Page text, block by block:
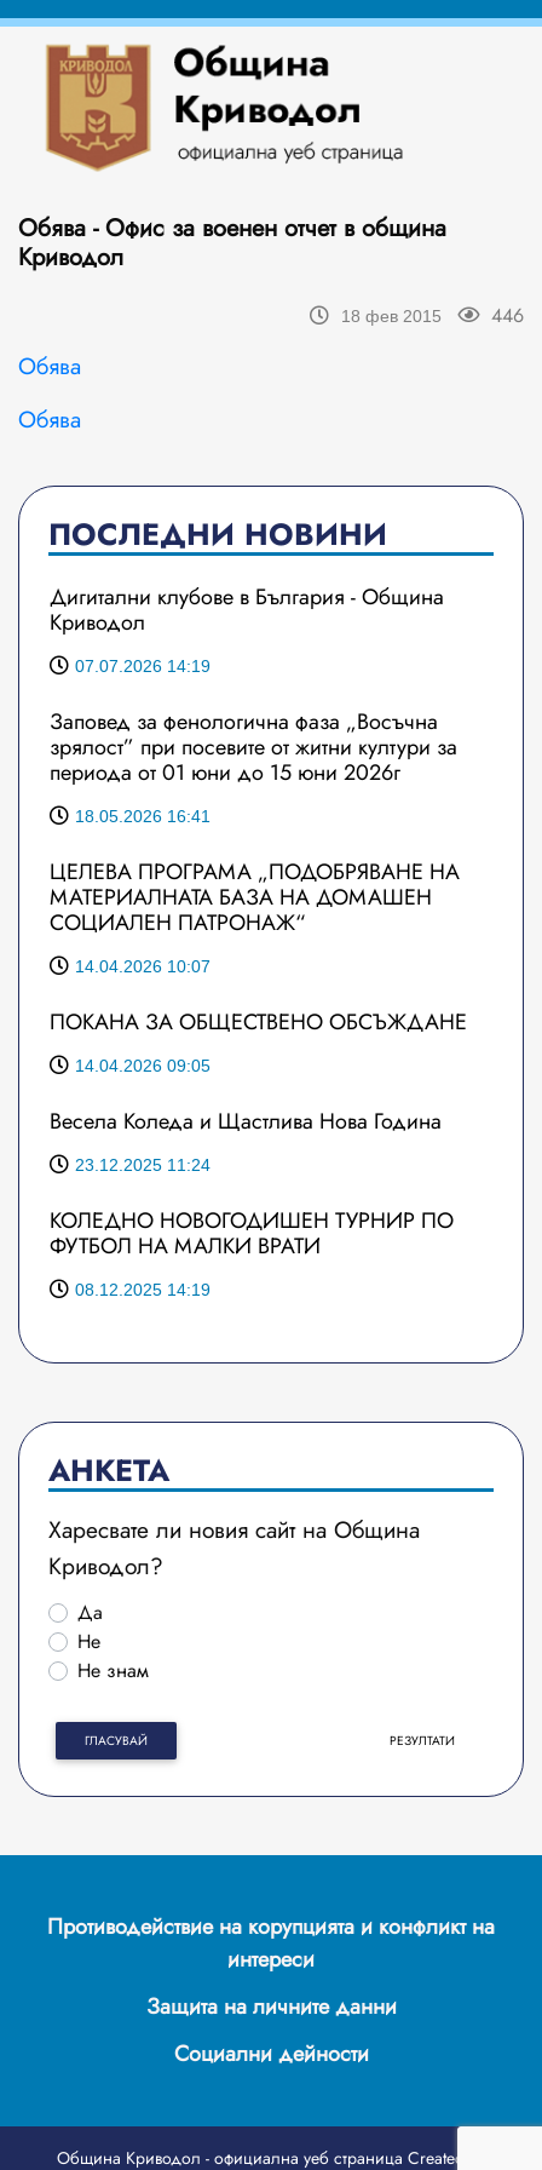
Обява - Офис за военен отчет в община
Криводол
18 фев 2015 446
Обява
Обява
ПОСЛЕДНИ НОВИНИ
Дигитални клубове в България - Община
Криводол
07.07.2026 14:19
Заповед за фенологична фаза „Восъчна
зрялост” при посевите от житни култури за
периода от 01 юни до 15 юни 2026г
18.05.2026 16:41
ЦЕЛЕВА ПРОГРАМА „ПОДОБРЯВАНЕ НА
МАТЕРИАЛНАТА БАЗА НА ДОМАШЕН
СОЦИАЛЕН ПАТРОНАЖ“
14.04.2026 10:07
ПОКАНА ЗА ОБЩЕСТВЕНО ОБСЪЖДАНЕ
14.04.2026 09:05
Весела Коледа и Щастлива Нова Година
23.12.2025 11:24
КОЛЕДНО НОВОГОДИШЕН ТУРНИР ПО
ФУТБОЛ НА МАЛКИ ВРАТИ
08.12.2025 14:19
АНКЕТА
Харесвате ли новия сайт на Община
Криводол?
Да
Не
Не знам
ГЛАСУВАЙ РЕЗУЛТАТИ
Противодействие на корупцията и конфликт на
интереси
Защита на личните данни
Социални дейности
Община Криводол - официална уеб страница Created by